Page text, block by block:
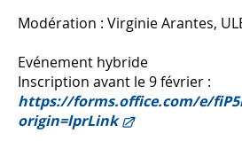
Modération : Virginie Arantes,
Evénement hybride
Inscription avant le 9 février :
https://forms.office.com/e/
origin=lprLink